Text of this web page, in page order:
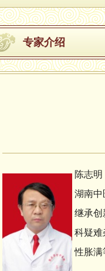
专家介绍
陈志
湖南中
继承创
科疑难
性胀满